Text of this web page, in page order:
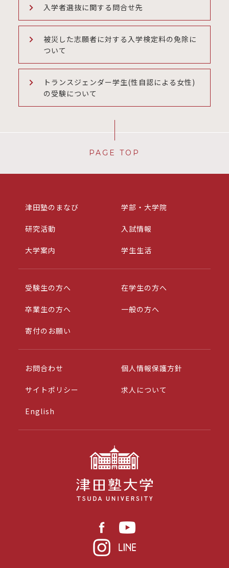
入学者選抜に関する問合せ先
被災した志願者に対する入学検定料の免除に
ついて
トランスジェンダー学生(性自認による女性)
の受験について
PAGE TOP
津田塾のまなび 学部・大学院
研究活動 入試情報
大学案内 学生生活
受験生の方へ 在学生の方へ
卒業生の方へ 一般の方へ
寄付のお願い
お問合わせ 個人情報保護方針
サイトポリシー 求人について
English